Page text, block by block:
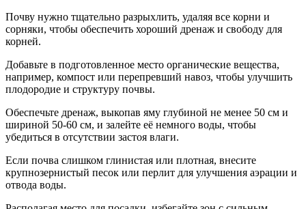
Почву нужно тщательно разрыхлить, удаляя все корни и
сорняки, чтобы обеспечить хороший дренаж и свободу для
корней.
Добавьте в подготовленное место органические вещества,
например, компост или перепревший навоз, чтобы улучшить
плодородие и структуру почвы.
Обеспечьте дренаж, выкопав яму глубиной не менее 50 см и
шириной 50-60 см, и залейте её немного воды, чтобы
убедиться в отсутствии застоя влаги.
Если почва слишком глинистая или плотная, внесите
крупнозернистый песок или перлит для улучшения аэрации и
отвода воды.